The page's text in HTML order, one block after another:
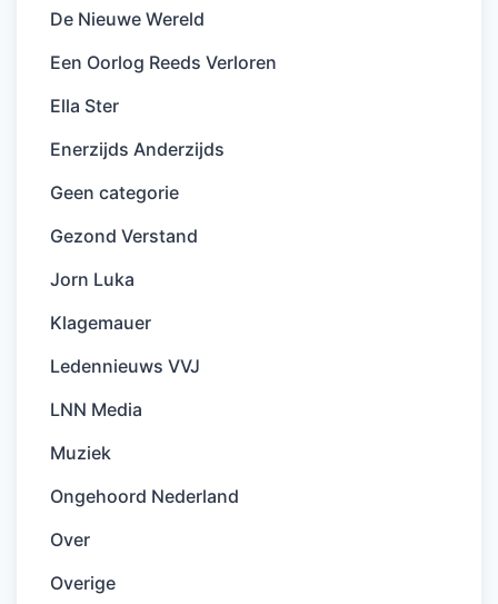
De Nieuwe Wereld
Een Oorlog Reeds Verloren
Ella Ster
Enerzijds Anderzijds
Geen categorie
Gezond Verstand
Jorn Luka
Klagemauer
Ledennieuws VVJ
LNN Media
Muziek
Ongehoord Nederland
Over
Overige